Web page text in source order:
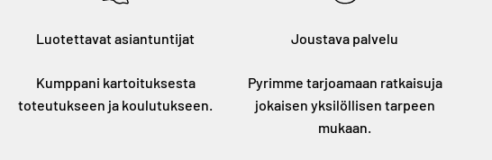
Luotettavat asiantuntijat
Kumppani kartoituksesta
toteutukseen ja koulutukseen.
Joustava palvelu
Pyrimme tarjoamaan ratkaisuja
jokaisen yksilöllisen tarpeen
mukaan.